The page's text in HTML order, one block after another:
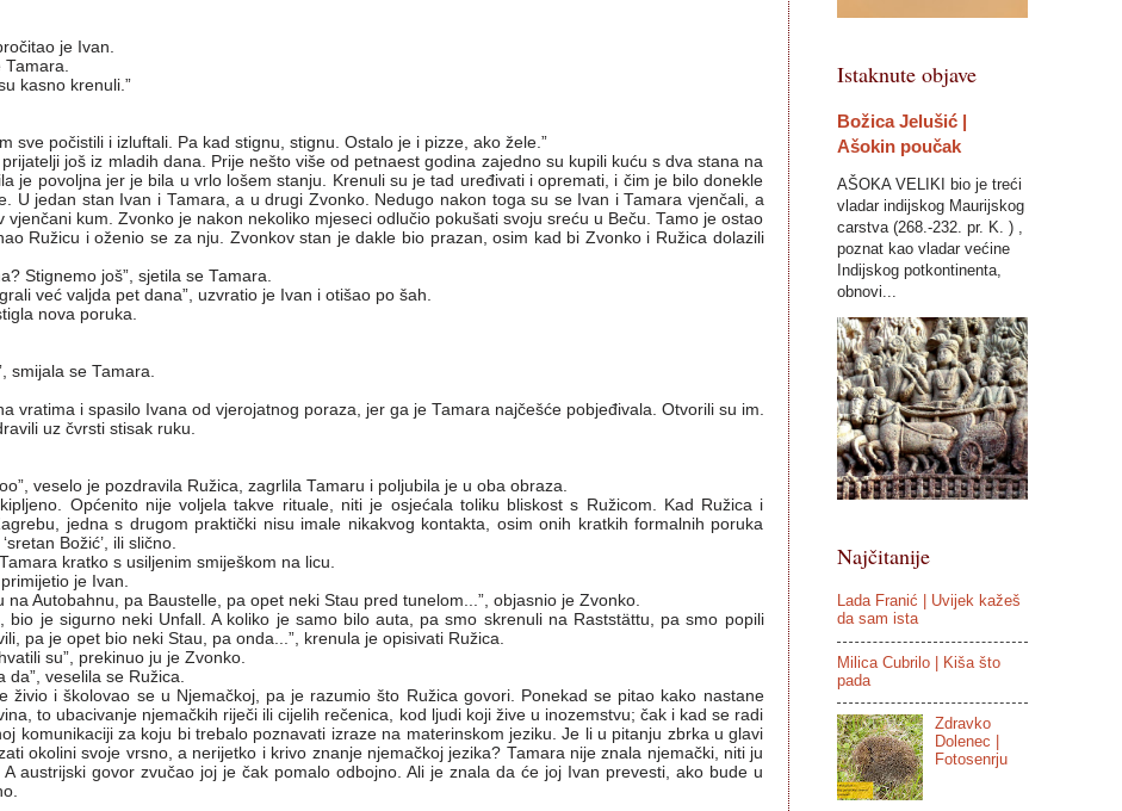
je Ivan.
Tamara.
kasno krenuli.”
sve počistili i izluftali. Pa kad stignu, stignu. Ostalo je i pizze, ako žele.”
prijatelji još iz mladih dana. Prije nešto više od petnaest godina zajedno su kupili kuću s dva stana na
je povoljna jer je bila u vrlo lošem stanju. Krenuli su je tad uređivati i opremati, i čim je bilo donekle
U jedan stan Ivan i Tamara, a u drugi Zvonko. Nedugo nakon toga su se Ivan i Tamara vjenčali, a
vjenčani kum. Zvonko je nakon nekoliko mjeseci odlučio pokušati svoju sreću u Beču. Tamo je ostao
Ružicu i oženio se za nju. Zvonkov stan je dakle bio prazan, osim kad bi Zvonko i Ružica dolazili
Stignemo još”, sjetila se Tamara.
već valjda pet dana”, uzvratio je Ivan i otišao po šah.
nova poruka.
smijala se Tamara.
vratima i spasilo Ivana od vjerojatnog poraza, jer ga je Tamara najčešće pobjeđivala. Otvorili su im.
uz čvrsti stisak ruku.
veselo je pozdravila Ružica, zagrlila Tamaru i poljubila je u oba obraza.
Općenito nije voljela takve rituale, niti je osjećala toliku bliskost s Ružicom. Kad Ružica i
jedna s drugom praktički nisu imale nikakvog kontakta, osim onih kratkih formalnih poruka
Božić’, ili slično.
kratko s usiljenim smiješkom na licu.
je Ivan.
na Autobahnu, pa Baustelle, pa opet neki Stau pred tunelom...”, objasnio je Zvonko.
bio je sigurno neki Unfall. A koliko je samo bilo auta, pa smo skrenuli na Raststättu, pa smo popili
pa je opet bio neki Stau, pa onda...”, krenula je opisivati Ružica.
su”, prekinuo ju je Zvonko.
da”, veselila se Ružica.
živio i školovao se u Njemačkoj, pa je razumio što Ružica govori. Ponekad se pitao kako nastane
to ubacivanje njemačkih riječi ili cijelih rečenica, kod ljudi koji žive u inozemstvu; čak i kad se radi
komunikaciji za koju bi trebalo poznavati izraze na materinskom jeziku. Je li u pitanju zbrka u glavi
okolini svoje vrsno, a nerijetko i krivo znanje njemačkoj jezika? Tamara nije znala njemački, niti ju
austrijski govor zvučao joj je čak pomalo odbojno. Ali je znala da će joj Ivan prevesti, ako bude u
Istaknute objave
Božica Jelušić |
Ašokin poučak
AŠOKA VELIKI bio je treći
vladar indijskog Maurijskog
carstva (268.-232. pr. K. ) ,
poznat kao vladar većine
Indijskog potkontinenta,
obnovi...
Najčitanije
Lada Franić | Uvijek kažeš
da sam ista
Milica Cubrilo | Kiša što
pada
Zdravko
Dolenec |
Fotosenrju